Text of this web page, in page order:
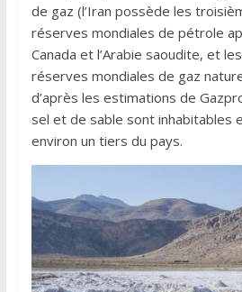
de gaz (l’Iran possède les
réserves mondiales de pétrole
Canada et l’Arabie saoudite, et
réserves mondiales de gaz
d’après les estimations de
sel et de sable sont inhabitables
environ un tiers du pays.